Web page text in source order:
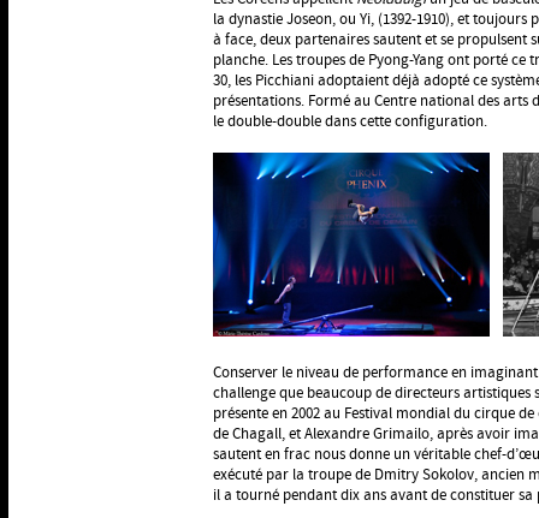
la dynastie Joseon, ou Yi, (1392-1910), et toujours
à face, deux partenaires sautent et se propulsent
planche. Les troupes de Pyong-Yang ont porté ce
30, les Picchiani adoptaient déjà adopté ce
présentations. Formé au Centre national des arts
le double-double dans cette configuration.
Conserver le niveau de performance en
challenge que beaucoup de directeurs
présente en 2002 au Festival mondial du cirque
de Chagall, et Alexandre Grimailo, après avoir
sautent en frac nous donne un véritable chef-
exécuté par la troupe de Dmitry Sokolov, ancien
il a tourné pendant dix ans avant de constituer